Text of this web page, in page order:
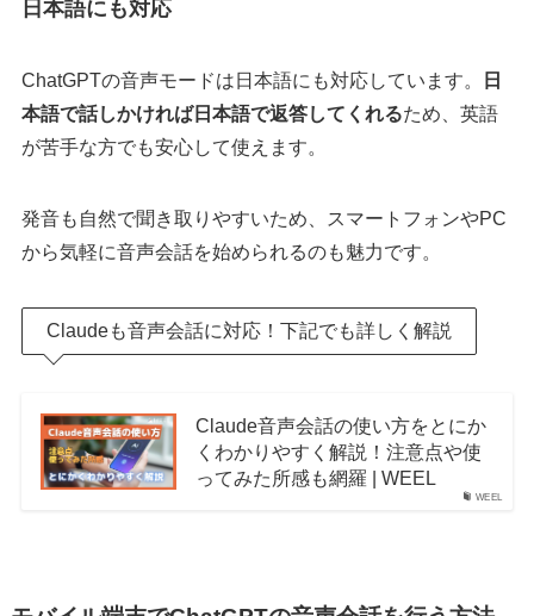
日本語にも対応
ChatGPTの音声モードは日本語にも対応しています。
日
本語で話しかければ日本語で返答してくれるため、英語
が苦手な方でも安心して使えます。
発音も自然で聞き取りやすいため、スマートフォンやPC
から気軽に音声会話を始められるのも魅力です。
Claudeも音声会話に対応！下記でも詳しく解説
WEEL
Claude音声会話の使い方をとにか
くわかりやすく解説！注意点や使
ってみた所感も網羅 | WEEL